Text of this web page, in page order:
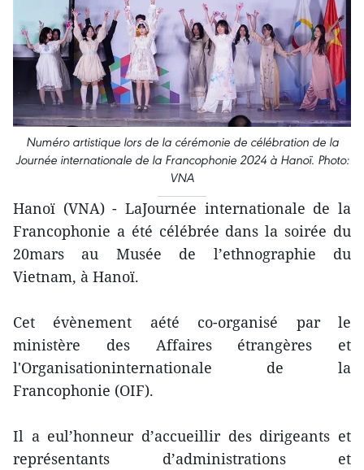
Numéro artistique lors de la cérémonie de célébration de la
Journée internationale de la Francophonie 2024 à Hanoï. Photo:
VNA
Hanoï (VNA) - LaJournée internationale de la
Francophonie a été célébrée dans la soirée du
20mars au Musée de l’ethnographie du
Vietnam, à Hanoï.
Cet évènement aété co-organisé par le
ministère des Affaires étrangères et
l'Organisationinternationale de la
Francophonie (OIF).
Il a eul’honneur d’accueillir des dirigeants et
représentants d’administrations et